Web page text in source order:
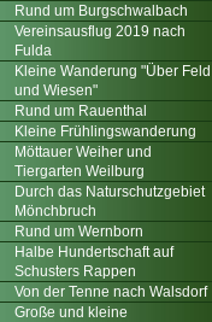
Rund um Burgschwalbach
Vereinsausflug 2019 nach
Fulda
Kleine Wanderung "Über Feld
und Wiesen"
Rund um Rauenthal
Kleine Frühlingswanderung
Möttauer Weiher und
Tiergarten Weilburg
Durch das Naturschutzgebiet
Mönchbruch
Rund um Wernborn
Halbe Hundertschaft auf
Schusters Rappen
Von der Tenne nach Walsdorf
Große und kleine